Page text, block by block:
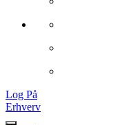
Log På
Erhverv